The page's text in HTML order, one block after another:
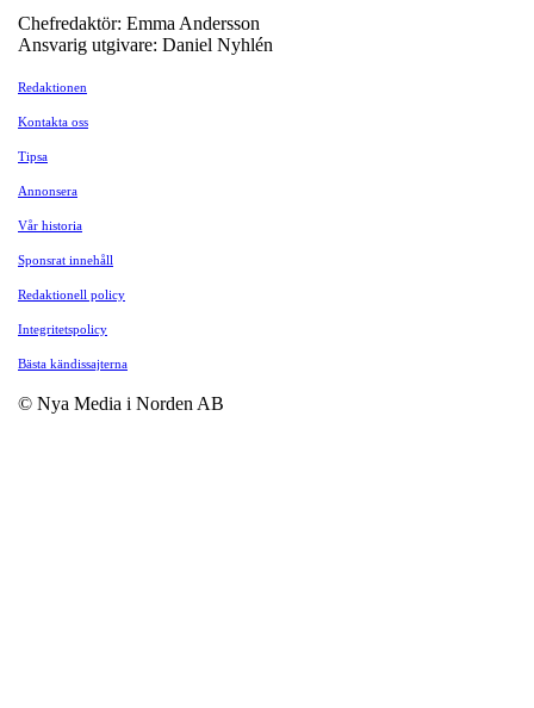
Chefredaktör: Emma Andersson
Ansvarig utgivare: Daniel Nyhlén
Redaktionen
Kontakta oss
Tipsa
Annonsera
Vår historia
Sponsrat innehåll
Redaktionell policy
Integritetspolicy
Bästa kändissajterna
© Nya Media i Norden AB